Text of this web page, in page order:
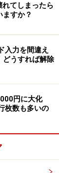
中小企業の
企業の海外
した。
で、こうした
ことになる
企業が納入
企業の要求
撤退を余儀
れてしまったら
ますか？
入力を間違え
どうすれば解除
円に大化
枚数も多いの